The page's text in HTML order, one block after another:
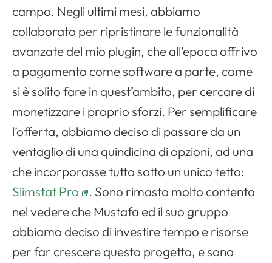
campo. Negli ultimi mesi, abbiamo
collaborato per ripristinare le funzionalità
avanzate del mio plugin, che all’epoca offrivo
a pagamento come software a parte, come
si è solito fare in quest’ambito, per cercare di
monetizzare i proprio sforzi. Per semplificare
l’offerta, abbiamo deciso di passare da un
ventaglio di una quindicina di opzioni, ad una
che incorporasse tutto sotto un unico tetto:
Slimstat Pro
. Sono rimasto molto contento
nel vedere che Mustafa ed il suo gruppo
abbiamo deciso di investire tempo e risorse
per far crescere questo progetto, e sono